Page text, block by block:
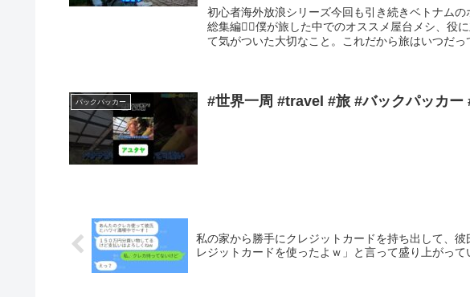
初心者海外放浪シリーズ今回も引き続きベトナム
総集編🚶‍♂️僕が旅した中でのオススメ屋台メシ、役
て気がついた大切なこと。これだから旅はいつだ
バックパッカー
私の家から勝手にクレジットカードを持ち出して、
レジットカードを使ったよｗ」と言って盛り上がっ